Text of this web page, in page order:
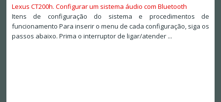
Lexus CT200h. Configurar um sistema áudio com Bluetooth
Itens de configuração do sistema e procedimentos de
funcionamento Para inserir o menu de cada configuração, siga os
passos abaixo. Prima o interruptor de ligar/atender ...